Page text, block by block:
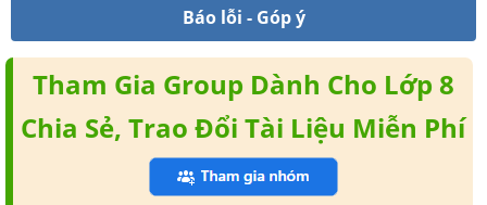
Báo lỗi - Góp ý
Tham Gia Group Dành Cho Lớp 8
Chia Sẻ, Trao Đổi Tài Liệu Miễn Phí